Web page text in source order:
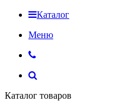
Каталог
Меню
Каталог товаров